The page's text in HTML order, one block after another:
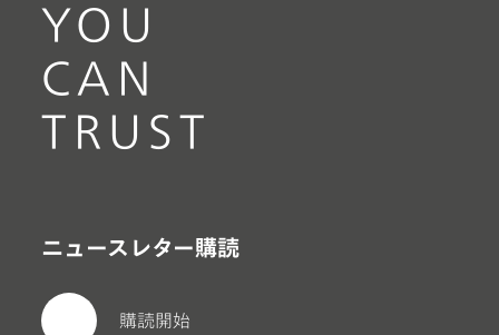
YOU
CAN
TRUST
ニュースレター購読
購読開始